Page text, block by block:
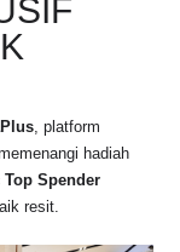
, platform
hadiah
Spender
resit.